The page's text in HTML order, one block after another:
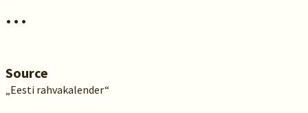
…
Source
„Eesti rahvakalender“